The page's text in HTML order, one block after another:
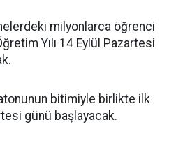
milyonlarca öğrenci
Yılı 14 Eylül Pazartesi
bitimiyle birlikte ilk
günü başlayacak.